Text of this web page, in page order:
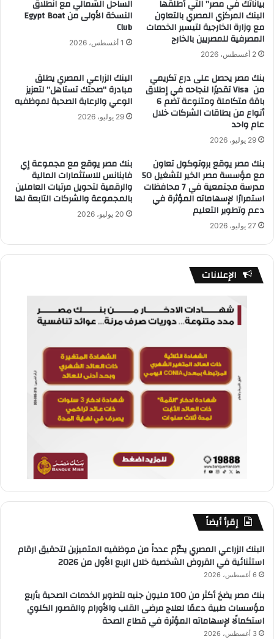
بياناتك في مصر” التي أطلقها
البنك المركزي المصري بالتعاون
مع وزارة الخارجية لتيسير الخدمات
المصرفية للمصريين بالخارج
2 أغسطس، 2026
الساحل الشمالي مع انطلاق
النسخة الأولى من Egypt Boat
Club
1 أغسطس، 2026
بنك مصر يحصل على درع تكريمي
من Visa تقديرًا لنجاحه في إطلاق
باقة متكاملة ومتنوعة تضم 6
أنواع من بطاقات الشركات خلال
عام واحد
29 يوليو، 2026
البنك الزراعي المصري يطلق
مبادرة “صحتك تستاهل” لتعزيز
الوعي والرعاية الصحية لموظفيه
29 يوليو، 2026
بنك مصر يوقع بروتوكول تعاون
مع مؤسسة مصر الخير لتشغيل 50
مدرسة مجتمعية في 7 محافظات
استمرارًا لإسهاماته المؤثرة في
دعم وتطوير التعليم
27 يوليو، 2026
بنك مصر يوقع مع مجموعة إي
فاينانس للاستثمارات المالية
والرقمية لتحويل مرتبات العاملين
بالمجموعة والشركات التابعة لها
20 يوليو، 2026
الإعلانات
إقرأ أيضاً
البنك الزراعي المصري يكرّم عدداً من موظفيه المتميزين لتحقيق ارقام
استثنائية في القروض الشخصية خلال الربع الأول من 2026
6 أغسطس، 2026
بنك مصر يضخ أكثر من 100 مليون جنيه لتطوير الخدمات الصحية بأربع
مؤسسات طبية دعمًا لعلاج مرضى القلب والأورام والقصور الكلوي
استكمالًا لإسهاماته المؤثرة في قطاع الصحة
3 أغسطس، 2026